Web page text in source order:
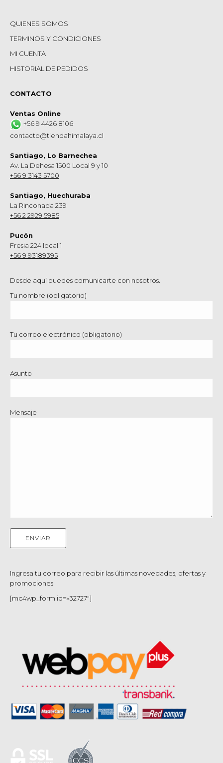
QUIENES SOMOS
TERMINOS Y CONDICIONES
MI CUENTA
HISTORIAL DE PEDIDOS
CONTACTO
Ventas Online
+56 9 4426 8106
contacto@tiendahimalaya.cl
Santiago, Lo Barnechea
Av. La Dehesa 1500 Local 9 y 10
+56 9 3143 5700
Santiago, Huechuraba
La Rinconada 239
+56 2 2929 5985
Pucón
Fresia 224 local 1
+56 9 93189395
Desde aquí puedes comunicarte con nosotros.
Tu nombre (obligatorio)
Tu correo electrónico (obligatorio)
Asunto
Mensaje
Ingresa tu correo para recibir las últimas novedades, ofertas y
promociones
[mc4wp_form id=»32727″]